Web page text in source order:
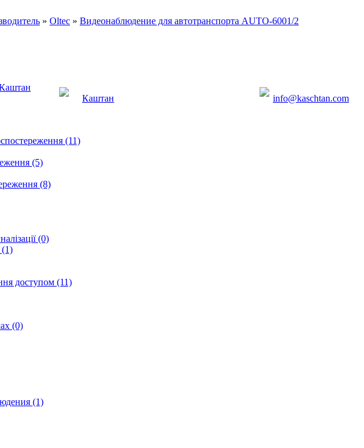
» Oltec » Видеонаблюдение для автотранспорта AUTO-6001/2
Каштан
info@kaschtan.com
(11)
(5)
(8)
(0)
(1)
доступом (11)
(0)
(1)